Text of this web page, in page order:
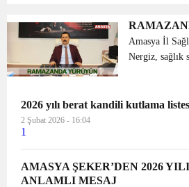
Diyetisyen
diyet
olarak her gün
Amasya İl
Nergiz, sağlık
için en kolay
2026 yılı berat kandili kutlama
2 Şubat 2026 - 16:04
1
AMASYA ŞEKER’DEN 2026
ANLAMLI MESAJ